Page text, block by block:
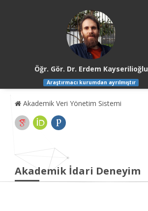
Öğr. Gör. Dr. Erdem Kayserilioğlu
Araştırmacı kurumdan ayrılmıştır
Akademik Veri Yönetim Sistemi
Akademik İdari Deneyim